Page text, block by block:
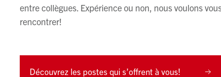
entre collègues. Expérience ou non, nous voulons
rencontrer!
Découvrez les postes qui s’offrent à vous!